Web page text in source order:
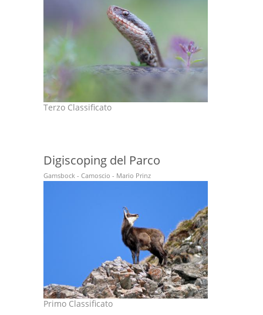
Terzo Classificato
Digiscoping del Parco
Gamsbock - Camoscio - Mario Prinz
Primo Classificato